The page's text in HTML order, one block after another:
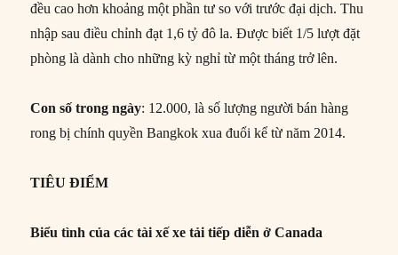
đều cao hơn khoảng một phần tư so với trước đại dịch. Thu
nhập sau điều chỉnh đạt 1,6 tỷ đô la. Được biết 1/5 lượt đặt
phòng là dành cho những kỳ nghỉ từ một tháng trở lên.
Con số trong ngày: 12.000, là số lượng người bán hàng
rong bị chính quyền Bangkok xua đuổi kể từ năm 2014.
TIÊU ĐIỂM
Biểu tình của các tài xế xe tải tiếp diễn ở Canada